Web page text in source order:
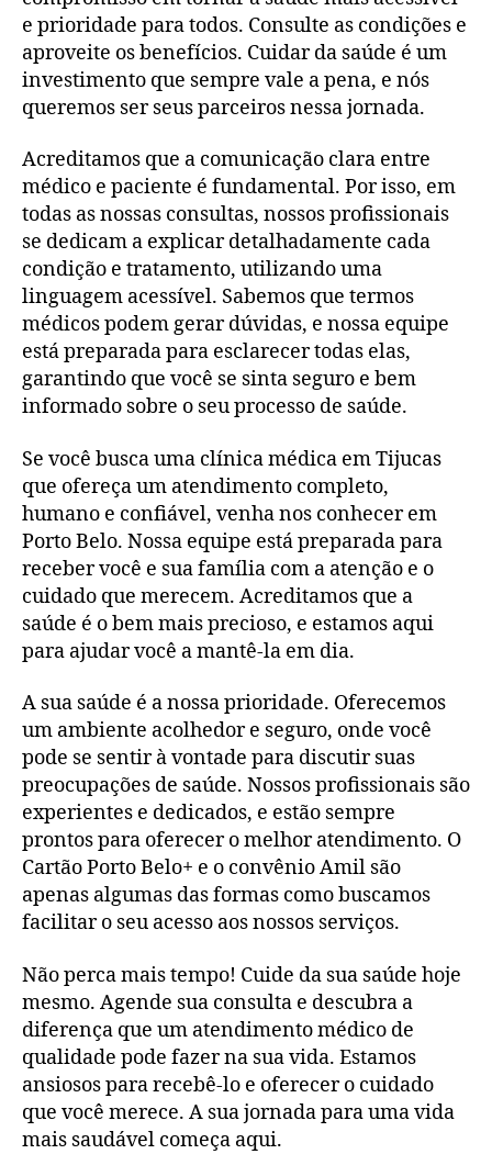
e prioridade para todos. Consulte as condições e
aproveite os benefícios. Cuidar da saúde é um
investimento que sempre vale a pena, e nós
queremos ser seus parceiros nessa jornada.
Acreditamos que a comunicação clara entre
médico e paciente é fundamental. Por isso, em
todas as nossas consultas, nossos profissionais
se dedicam a explicar detalhadamente cada
condição e tratamento, utilizando uma
linguagem acessível. Sabemos que termos
médicos podem gerar dúvidas, e nossa equipe
está preparada para esclarecer todas elas,
garantindo que você se sinta seguro e bem
informado sobre o seu processo de saúde.
Se você busca uma clínica médica em Tijucas
que ofereça um atendimento completo,
humano e confiável, venha nos conhecer em
Porto Belo. Nossa equipe está preparada para
receber você e sua família com a atenção e o
cuidado que merecem. Acreditamos que a
saúde é o bem mais precioso, e estamos aqui
para ajudar você a mantê-la em dia.
A sua saúde é a nossa prioridade. Oferecemos
um ambiente acolhedor e seguro, onde você
pode se sentir à vontade para discutir suas
preocupações de saúde. Nossos profissionais são
experientes e dedicados, e estão sempre
prontos para oferecer o melhor atendimento. O
Cartão Porto Belo+ e o convênio Amil são
apenas algumas das formas como buscamos
facilitar o seu acesso aos nossos serviços.
Não perca mais tempo! Cuide da sua saúde hoje
mesmo. Agende sua consulta e descubra a
diferença que um atendimento médico de
qualidade pode fazer na sua vida. Estamos
ansiosos para recebê-lo e oferecer o cuidado
que você merece. A sua jornada para uma vida
mais saudável começa aqui.